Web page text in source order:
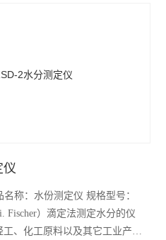
、化工原料以及其它工业产品